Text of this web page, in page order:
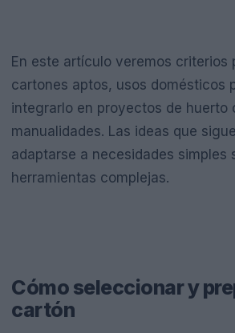
En este artículo veremos criterios
cartones aptos, usos domésticos
integrarlo en proyectos de huerto
manualidades. Las ideas que
adaptarse a necesidades simples
herramientas complejas.
Cómo seleccionar y
cartón